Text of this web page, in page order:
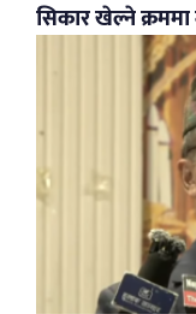
सिकार खेल्ने